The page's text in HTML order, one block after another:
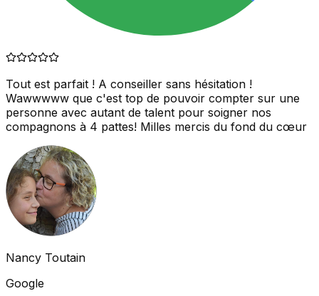
Tout est parfait ! A conseiller sans hésitation !
Wawwwww que c'est top de pouvoir compter sur une
personne avec autant de talent pour soigner nos
compagnons à 4 pattes! Milles mercis du fond du cœur
Nancy Toutain
Google